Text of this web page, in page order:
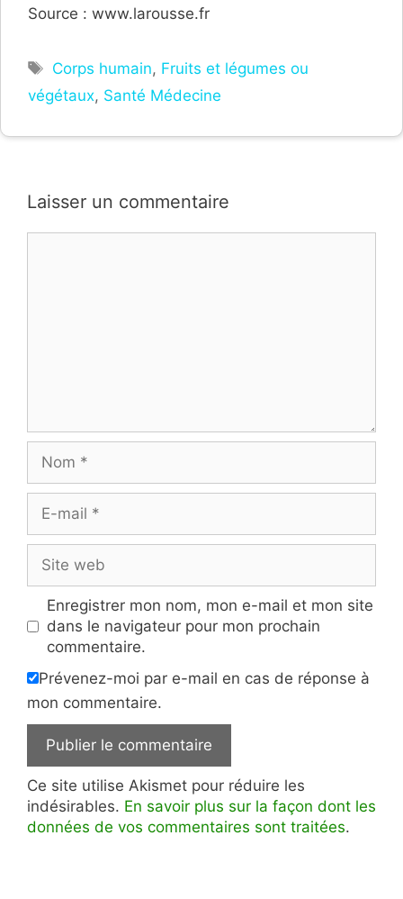
Source : www.larousse.fr
Étiquettes
Corps humain, Fruits et légumes ou
végétaux, Santé Médecine
Laisser un commentaire
mail
web
Enregistrer mon nom, mon e-mail et mon site
dans le navigateur pour mon prochain
commentaire.
Prévenez-moi par e-mail en cas de réponse à
mon commentaire.
Ce site utilise Akismet pour réduire les
indésirables. En savoir plus sur la façon dont les
données de vos commentaires sont traitées.